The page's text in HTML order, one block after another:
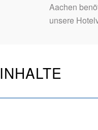
Aachen
unsere
INHALTE